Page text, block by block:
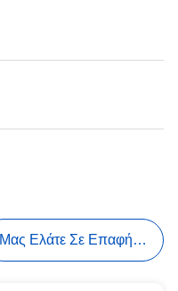
Μας Ελάτε Σε Επαφή Με